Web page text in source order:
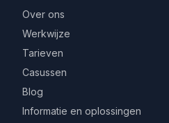
Over ons
Werkwijze
Tarieven
Casussen
Blog
Informatie en oplossingen